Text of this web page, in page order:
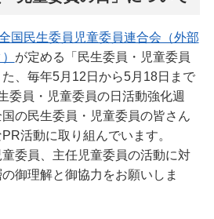
国民生委員児童委員連合会（外部
が定める「民生委員・児童委員
、毎年5月12日から5月18日まで
委員・児童委員の日活動強化週
の民生委員・児童委員の皆さん
活動に取り組んでいます。
委員、主任児童委員の活動に対
御理解と御協力をお願いしま